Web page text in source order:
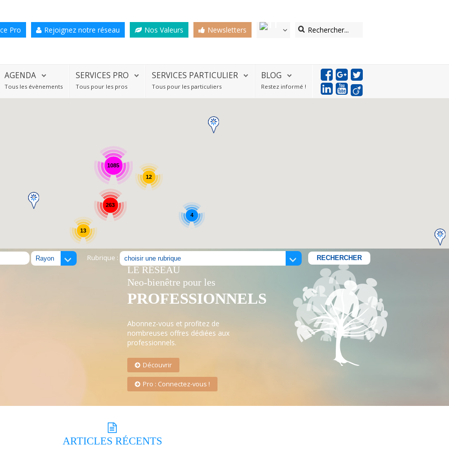
Pro Rejoignez notre réseau Nos Valeurs Newsletters
AGENDA
Tous les évènements
SERVICES PRO
Tous pour les pros
SERVICES PARTICULIER
Tous pour les particuliers
BLOG
Restez informé !
1085
13
263
4
12
Rubrique :
LE RÉSEAU
Neo-bienêtre pour les
PROFESSIONNELS
Abonnez-vous et profitez de
nombreuses offres dédiées aux
professionnels.
Découvrir
Pro : Connectez-vous !
ARTICLES RÉCENTS